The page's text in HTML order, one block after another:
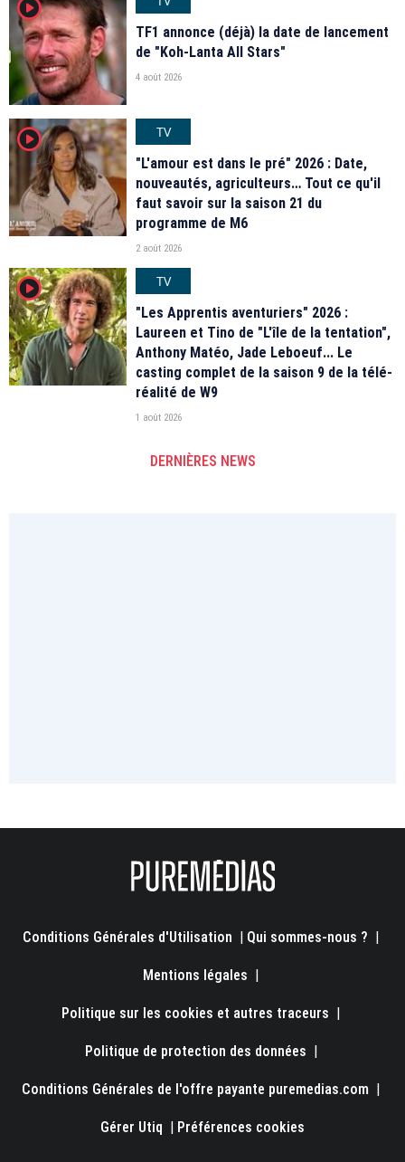
player2
TF1 annonce (déjà) la date de lancement
de "Koh-Lanta All Stars"
4 août 2026
player2
TV
"L'amour est dans le pré" 2026 : Date,
nouveautés, agriculteurs… Tout ce qu'il
faut savoir sur la saison 21 du
programme de M6
2 août 2026
player2
TV
"Les Apprentis aventuriers" 2026 :
Laureen et Tino de "L'île de la tentation",
Anthony Matéo, Jade Leboeuf... Le
casting complet de la saison 9 de la télé-
réalité de W9
1 août 2026
DERNIÈRES NEWS
Conditions Générales d'Utilisation | Qui sommes-nous ? |
Mentions légales |
Politique sur les cookies et autres traceurs |
Politique de protection des données |
Conditions Générales de l'offre payante puremedias.com |
Gérer Utiq | Préférences cookies